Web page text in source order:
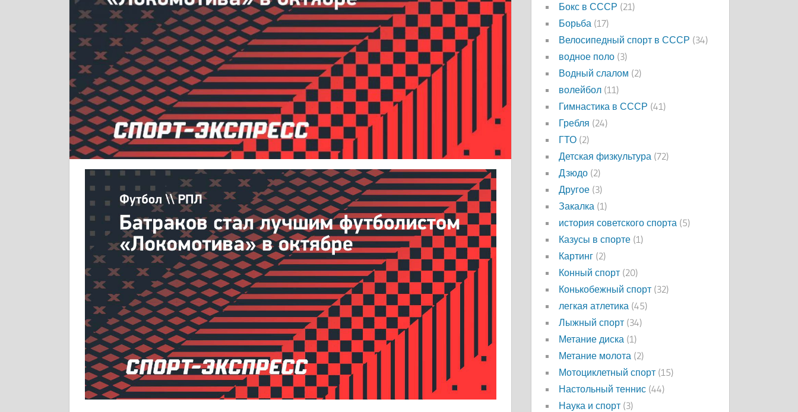
Бокс в СССР (21)
Борьба (17)
Велосипедный спорт в СССР (34)
водное поло (3)
Водный слалом (2)
волейбол (11)
Гимнастика в СССР (41)
Гребля (24)
ГТО (2)
Детская физкультура (72)
Дзюдо (2)
Другое (3)
Закалка (1)
история советского спорта (5)
Казусы в спорте (1)
Картинг (2)
Конный спорт (20)
Конькобежный спорт (32)
легкая атлетика (45)
Лыжный спорт (34)
Метание диска (1)
Метание молота (2)
Мотоциклетный спорт (15)
Настольный теннис (44)
Наука и спорт (3)